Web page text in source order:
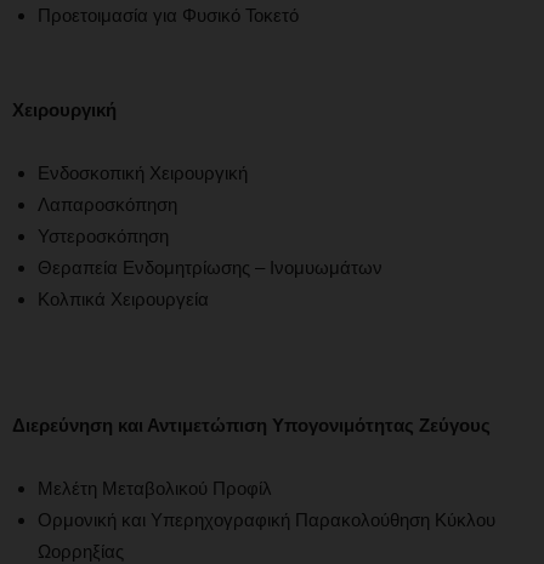
Προετοιμασία για Φυσικό Τοκετό
Χειρουργική
Ενδοσκοπική Χειρουργική
Λαπαροσκόπηση
Υστεροσκόπηση
Θεραπεία Ενδομητρίωσης – Ινομυωμάτων
Κολπικά Χειρουργεία
Διερεύνηση και Αντιμετώπιση Υπογονιμότητας Ζεύγους
Μελέτη Μεταβολικού Προφίλ
Ορμονική και Υπερηχογραφική Παρακολούθηση Κύκλου
Ωορρηξίας